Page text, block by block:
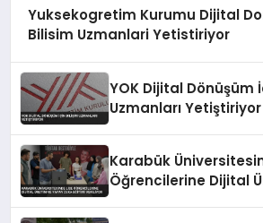
Yuksekogretim Kurumu Dijital
Bilisim Uzmanlari Yetistiriyor
YOK Dijital Dönüşüm
Uzmanları Yetiştiriyor
Karabük
Öğrencilerine Dijital